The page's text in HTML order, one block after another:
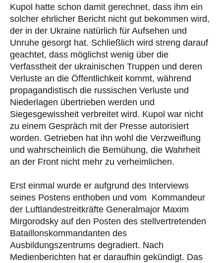
Kupol hatte schon damit gerechnet, dass ihm ein
solcher ehrlicher Bericht nicht gut bekommen wird,
der in der Ukraine natürlich für Aufsehen und
Unruhe gesorgt hat. Schließlich wird streng darauf
geachtet, dass möglichst wenig über die
Verfasstheit der ukrainischen Truppen und deren
Verluste an die Öffentlichkeit kommt, während
propagandistisch die russischen Verluste und
Niederlagen übertrieben werden und
Siegesgewissheit verbreitet wird. Kupol war nicht
zu einem Gespräch mit der Presse autorisiert
worden. Getrieben hat ihn wohl die Verzweiflung
und wahrscheinlich die Bemühung, die Wahrheit
an der Front nicht mehr zu verheimlichen.
Erst einmal wurde er aufgrund des Interviews
seines Postens enthoben und vom Kommandeur
der Luftlandestreitkräfte Generalmajor Maxim
Mirgorodsky auf den Posten des stellvertretenden
Bataillonskommandanten des
Ausbildungszentrums degradiert. Nach
Medienberichten hat er daraufhin gekündigt. Das